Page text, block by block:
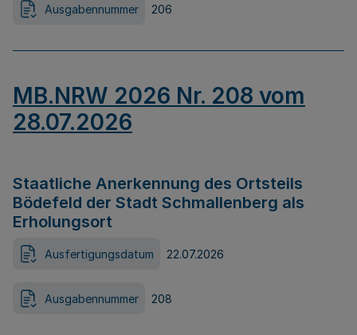
Ausgabennummer 206
MB.NRW 2026 Nr. 208 vom
28.07.2026
Staatliche Anerkennung des Ortsteils
Bödefeld der Stadt Schmallenberg als
Erholungsort
Ausfertigungsdatum 22.07.2026
Ausgabennummer 208